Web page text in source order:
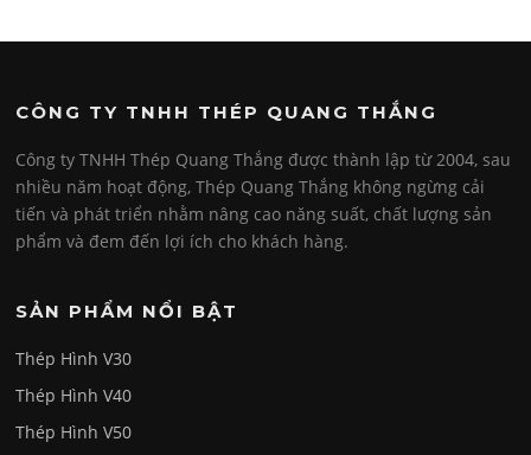
CÔNG TY TNHH THÉP QUANG THẮNG
Công ty TNHH Thép Quang Thắng được thành lập từ 2004, sau
nhiều năm hoạt động, Thép Quang Thắng không ngừng cải
tiến và phát triển nhằm nâng cao năng suất, chất lượng sản
phẩm và đem đến lợi ích cho khách hàng.
SẢN PHẨM NỔI BẬT
Thép Hình V30
Thép Hình V40
Thép Hình V50